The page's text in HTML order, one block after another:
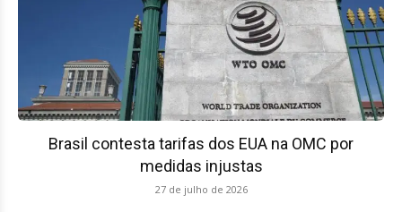
Brasil contesta tarifas dos EUA na OMC por
medidas injustas
27 de julho de 2026